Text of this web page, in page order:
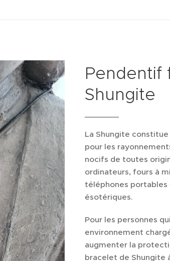
Pendentif
Shungite
La Shungite
pour les
nocifs de toutes
ordinateurs, fours à
téléphones portables
ésotériques.
Pour les personnes
environnement
augmenter la
bracelet de Shungite